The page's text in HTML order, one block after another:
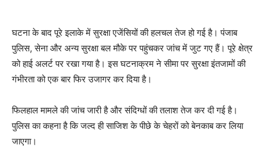
घटना के बाद पूरे इलाके में सुरक्षा एजेंसियों की हलचल तेज हो गई है। पंजाब
पुलिस, सेना और अन्य सुरक्षा बल मौके पर पहुंचकर जांच में जुट गए हैं। पूरे क्षेत्र
को हाई अलर्ट पर रखा गया है। इस घटनाक्रम ने सीमा पर सुरक्षा इंतजामों की
गंभीरता को एक बार फिर उजागर कर दिया है।
फिलहाल मामले की जांच जारी है और संदिग्धों की तलाश तेज कर दी गई है।
पुलिस का कहना है कि जल्द ही साजिश के पीछे के चेहरों को बेनकाब कर लिया
जाएगा।